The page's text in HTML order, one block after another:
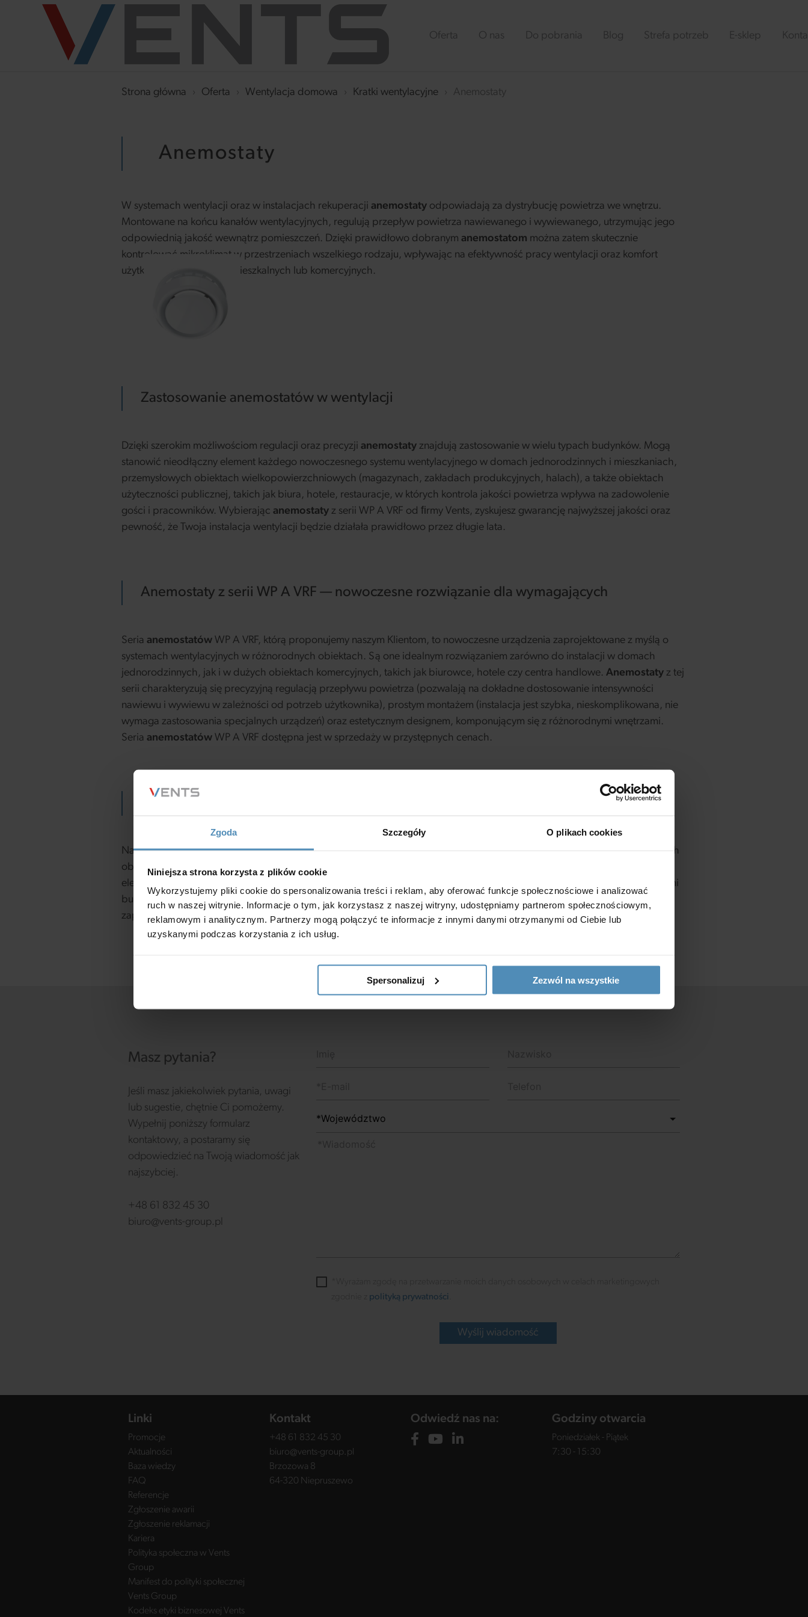
Zgoda Szczegóły O plikach cookies
Niniejsza strona korzysta z plików cookie
Wykorzystujemy pliki cookie do spersonalizowania treści i reklam, aby oferować funkcje społecznościowe i analizować
ruch w naszej witrynie. Informacje o tym, jak korzystasz z naszej witryny, udostępniamy partnerom społecznościowym,
reklamowym i analitycznym. Partnerzy mogą połączyć te informacje z innymi danymi otrzymanymi od Ciebie lub
uzyskanymi podczas korzystania z ich usług.
Spersonalizuj Zezwól na wszystkie
Oferta O nas Do pobrania Blog Strefa potrzeb E-sklep
Strona główna › Oferta › Wentylacja domowa › Kratki wentylacyjne › Anemostaty
Anemostaty
W systemach wentylacji oraz w instalacjach rekuperacji anemostatyodpowiadają za dystrybucję powietrza we wnętrzu.
Montowane na końcu kanałów wentylacyjnych, regulują przepływ powietrza nawiewanego i wywiewanego, utrzymując jego
odpowiednią jakość wewnątrz pomieszczeń. Dzięki prawidłowo dobranym anemostatom można zatem skutecznie
kontrolować mikroklimat w przestrzeniach wszelkiego rodzaju, wpływając na efektywność pracy wentylacji oraz komfort
użytkowników obiektów mieszkalnych lub komercyjnych.
Seria WP A VRF
Zastosowanie anemostatów w wentylacji
Dzięki szerokim możliwościom regulacji oraz precyzji anemostatyznajdują zastosowanie w wielu typach budynków. Mogą
stanowić nieodłączny element każdego nowoczesnego systemu wentylacyjnego w domach jednorodzinnych i mieszkaniach,
przemysłowych obiektach wielkopowierzchniowych (magazynach, zakładach produkcyjnych, halach), a także obiektach
użyteczności publicznej, takich jak biura, hotele, restauracje, w których kontrola jakości powietrza wpływa na zadowolenie
gości i pracowników. Wybierając anemostatyz serii WP A VRF od ﬁrmy Vents, zyskujesz gwarancję najwyższej jakości oraz
pewność, że Twoja instalacja wentylacji będzie działała prawidłowo przez długie lata.
Anemostaty z serii WP A VRF — nowoczesne rozwiązanie dla wymagających
Seria anemostatówWP A VRF, którą proponujemy naszym Klientom, to nowoczesne urządzenia zaprojektowane z myślą o
systemach wentylacyjnych w różnorodnych obiektach. Są one idealnym rozwiązaniem zarówno do instalacji w domach
jednorodzinnych, jak i w dużych obiektach komercyjnych, takich jak biurowce, hotele czy centra handlowe. Anemostatyz tej
serii charakteryzują się precyzyjną regulacją przepływu powietrza (pozwalają na dokładne dostosowanie intensywności
nawiewu i wywiewu w zależności od potrzeb użytkownika), prostym montażem (instalacja jest szybka, nieskomplikowana, nie
wymaga zastosowania specjalnych urządzeń) oraz estetycznym designem, komponującym się z różnorodnymi wnętrzami.
Seria anemostatówWP A VRF dostępna jest w sprzedaży w przystępnych cenach.
Nasza oferta obejmuje kompleksowe rozwiązania — od małych kratek wentylacyjnych po zaawansowane centrale do dużych
obiektów komercyjnych. Jako producent proponujemy nie tylko
elementów (m.in. wentylatory profesjonalne, systemy wentylacyjne i rekuperacyjne). Współpracujemy zarówno z hurtowniami
budowlanymi czy instalatorami, jak i osobami prywatnymi budującymi domy. Zainteresowanych Klientów zachęcamy do
zapoznania się ze wszystkimi dostępnymi modelamianemostatóworaz innych produktów.
Masz pytania?
Jeśli masz jakiekolwiek pytania, uwagi
lub sugestie, chętnie Ci pomożemy.
Wypełnij poniższy formularz
kontaktowy, a postaramy się
odpowiedzieć na Twoją wiadomość jak
najszybciej.
+48 61 832 45 30
biuro@vents-group.pl
polityką prywatności
Wyślij wiadomość
Linki
Promocje
Aktualności
Baza wiedzy
FAQ
Referencje
Zgłoszenie awarii
Zgłoszenie reklamacji
Kariera
Polityka społeczna w Vents
Group
Manifest do polityki społecznej
Vents Group
Kodeks etyki biznesowej Vents
Kontakt
+48 61 832 45 30
biuro@vents-group.pl
Brzozowa 8
64-320 Niepruszewo
Odwiedź nas na: Godziny otwarcia
Poniedziałek - Piątek
7:30 - 15:30